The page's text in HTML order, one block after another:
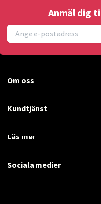
Anmäl dig
Om oss
Kundtjänst
Läs mer
Sociala medier